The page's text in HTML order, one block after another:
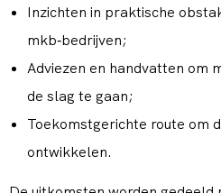
Inzichten in praktische
mkb‑bedrijven;
Adviezen en handvatten om
de slag te gaan;
Toekomstgerichte route om
ontwikkelen.